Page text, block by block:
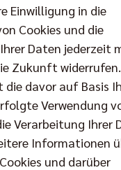
Einwilligung in die
Cookies und die
Daten jederzeit
Zukunft
davor auf Basis
Verwendung
Verarbeitung Ihrer
Informationen
und darüber